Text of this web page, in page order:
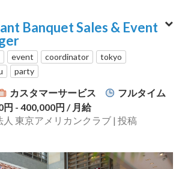
Banquet Sales & Event
event coordinator
tokyo
party
カスタマーサービス
フルタイム
円 - 400,000円 / 月給
人 東京アメリカンクラブ | 投稿